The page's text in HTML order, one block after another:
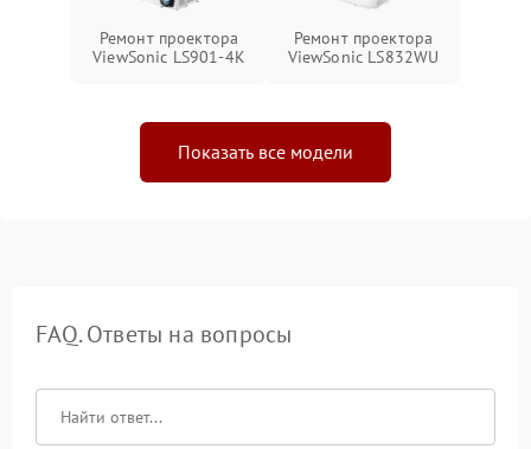
Ремонт проектора
ViewSonic LS901-4K
Ремонт проектора
ViewSonic LS832WU
Показать все модели
FAQ. Ответы на вопросы